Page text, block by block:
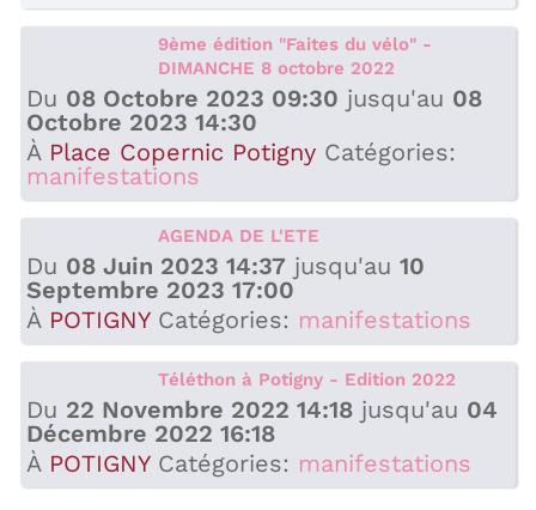
9ème édition "Faites du vélo" -
DIMANCHE 8 octobre 2022
Du 08 Octobre 2023 09:30 jusqu'au 08
Octobre 2023 14:30
À Place Copernic Potigny Catégories:
manifestations
AGENDA DE L'ETE
Du 08 Juin 2023 14:37 jusqu'au10
Septembre 2023 17:00
À POTIGNY Catégories: manifestations
Téléthon à Potigny - Edition 2022
Du 22 Novembre 2022 14:18 jusqu'au 04
Décembre 2022 16:18
À POTIGNY Catégories: manifestations